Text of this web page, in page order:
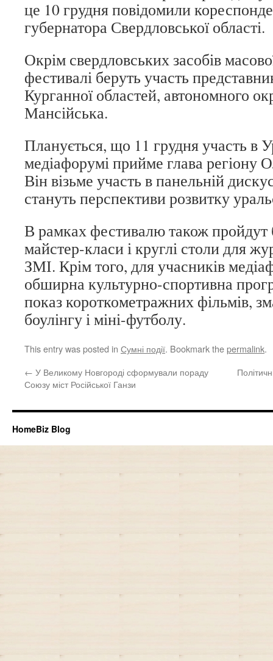
це 10 грудня повідомили
губернатора Свердловської області.
Окрім свердловських засобів
фестивалі беруть участь
Курганної областей, автономного
Мансійська.
Планується, що 11 грудня участь в
медіафорумі прийме глава регіону
Він візьме участь в панельній
стануть перспективи розвитку
В рамках фестивалю також пройдут
майстер-класи і круглі столи для
ЗМІ. Крім того, для учасників
обширна культурно-спортивна
показ короткометражних фільмів,
боулінгу і міні-футболу.
This entry was posted in Сумні події. Bookmark thepermalink.
← У Великому Новгороді сформували пораду
Союзу міст Російської Ганзи
HomeBiz Blog